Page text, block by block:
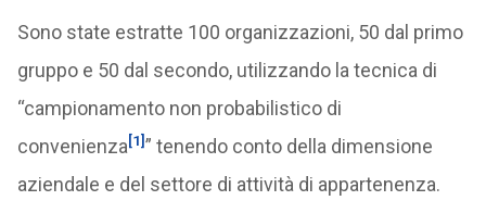
Sono state estratte 100 organizzazioni, 50 dal primo
gruppo e 50 dal secondo, utilizzando la tecnica di
“campionamento non probabilistico di
convenienza[1]” tenendo conto della dimensione
aziendale e del settore di attività di appartenenza.